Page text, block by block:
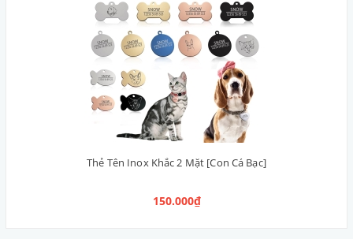
Thẻ Tên Inox Khắc 2 Mặt [Con Cá Bạc]
150.000₫